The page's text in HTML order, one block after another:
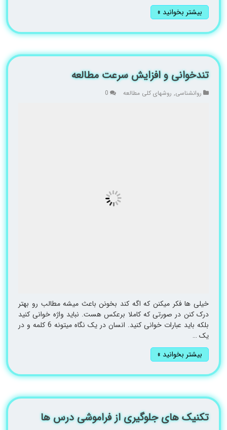
بیشتر بخوانید »
تندخوانی و افزایش سرعت مطالعه
روانشناسی, روشهای کلی مطالعه 0
خیلی ها فکر میکنن که اگه کند بخونن باعث میشه مطالب رو بهتر
درک کنن در صورتی که کاملا برعکس هست. نباید واژه خوانی کنید
بلکه باید عبارات خوانی کنید. انسان در یک نگاه میتونه 6 کلمه و در
یک …
بیشتر بخوانید »
تکنیک های جلوگیری از فراموشی درس ها